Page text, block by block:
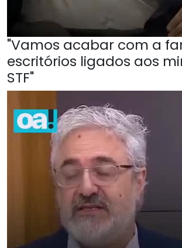
"Vamos acabar com a
escritórios ligados aos
STF"